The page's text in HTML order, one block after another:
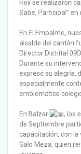
Hoy se realizaron
Sabe, Participa!”
En El Empalme,
alcalde del cantón
Director Distrital
Durante su
expresó su alegría,
especialmente
emblemático
En Balzar
, los
de Septiembre
capacitación, con la
Galo Meza, quien